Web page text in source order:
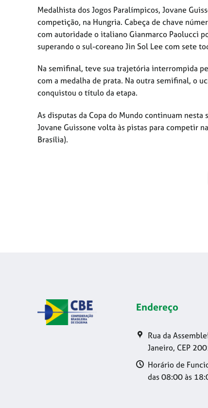
Medalhista dos Jogos Paralímpicos, Jovane
competição, na Hungria. Cabeça de chave
com autoridade o italiano Gianmarco Paolucci
superando o sul-coreano Jin Sol Lee com sete
Na semifinal, teve sua trajetória interrompida
com a medalha de prata. Na outra semifinal, o
conquistou o título da etapa.
As disputas da Copa do Mundo continuam
Jovane Guissone volta às pistas para competir
Brasília).
Endereço
Rua da
Janeiro, CEP
Horário de
das 08:00 às